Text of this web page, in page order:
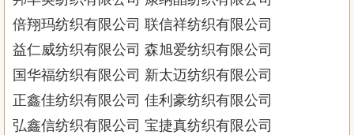
倍翔玛纺织有限公司 联信祥纺织有限公司
益仁威纺织有限公司 森旭爱纺织有限公司
国华福纺织有限公司 新太迈纺织有限公司
正鑫佳纺织有限公司 佳利豪纺织有限公司
弘鑫信纺织有限公司 宝捷真纺织有限公司